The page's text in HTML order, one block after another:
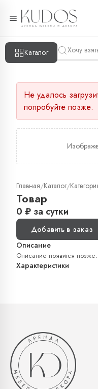
Каталог
Не удалось
попробуйте позже.
Главная/Каталог/
Товар
0 ₽ за сутки
Добавить в заказ
Описание
Описание появится позже.
Характеристики